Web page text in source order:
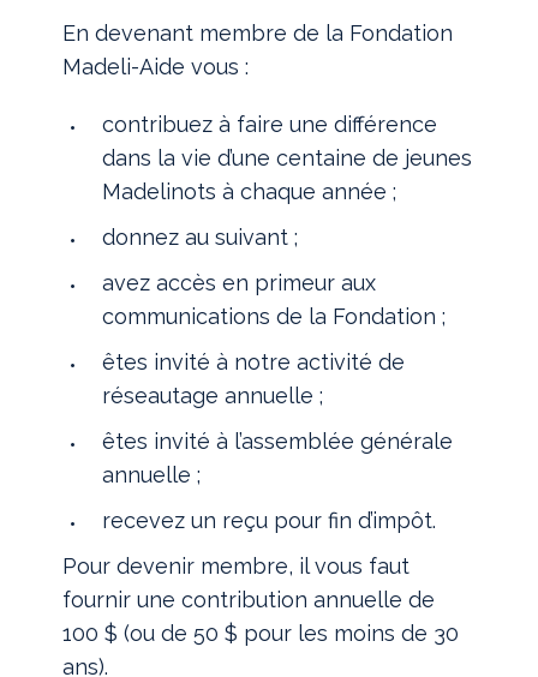
En devenant membre de la Fondation
Madeli-Aide vous :
contribuez à faire une différence
dans la vie d’une centaine de jeunes
Madelinots à chaque année ;
donnez au suivant ;
avez accès en primeur aux
communications de la Fondation ;
êtes invité à notre activité de
réseautage annuelle ;
êtes invité à l’assemblée générale
annuelle ;
recevez un reçu pour fin d’impôt.
Pour devenir membre, il vous faut
fournir une contribution annuelle de
100 $ (ou de 50 $ pour les moins de 30
ans).